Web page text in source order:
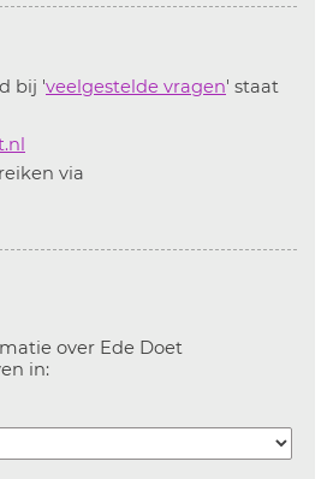
bij 'veelgestelde vragen' staat
via
over Ede Doet
in:Aanvinken om informatie over